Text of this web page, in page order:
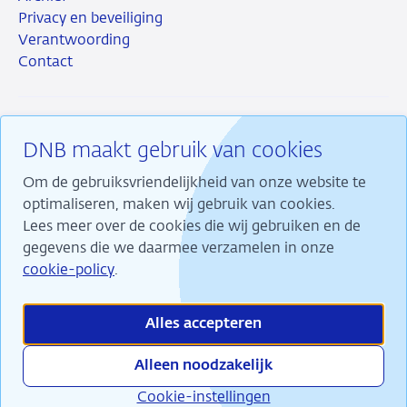
DNB maakt gebruik van cookies
Om de gebruiksvriendelijkheid van onze website te
optimaliseren, maken wij gebruik van cookies.
Lees meer over de cookies die wij gebruiken en de
gegevens die we daarmee verzamelen in onze
cookie-policy.
Alles accepteren
Alleen noodzakelijk
Cookie-instellingen
Privacy en beveiliging
Verantwoording
Contact
RSS InstagramLinkedin
X
Wij maken ons sterk voor financiële stabiliteit en
dragen daarmee bij aan duurzame welvaart in